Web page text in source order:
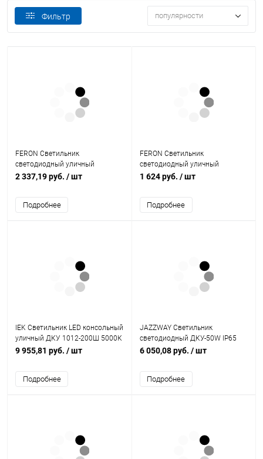
Фильтр популярности
FERON Светильник
светодиодный уличный
ДКУ-100вт 6400К IP65 (SP3033)
2 337,19 руб. / шт
Подробнее
FERON Светильник
светодиодный уличный
ДКУ-50вт 6400К IP65 (SP3032)
1 624 руб. / шт
Подробнее
IEK Светильник LED консольный
уличный ДКУ 1012-200Ш 5000К
IP65 серый (LDKU1-1012-200-
9 955,81 руб. / шт
Подробнее
JAZZWAY Светильник
светодиодный ДКУ-50W IP65
5600Лм 5000К (5005785)
6 050,08 руб. / шт
Подробнее